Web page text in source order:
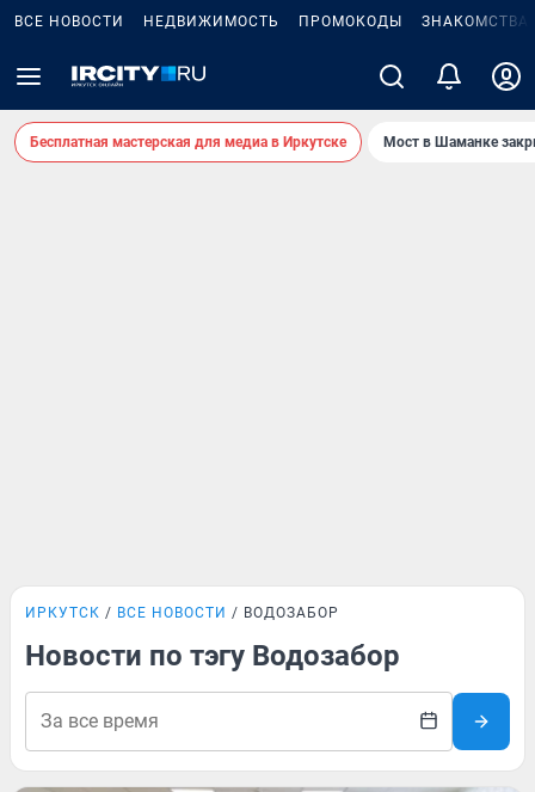
ВСЕ НОВОСТИ НЕДВИЖИМОСТЬ ПРОМОКОДЫ ЗНАКОМСТВА
Бесплатная мастерская для медиа в Иркутске Мост в Шаманке
ИРКУТСК ВСЕ НОВОСТИ ВОДОЗАБОР
Новости по тэгу Водозабор